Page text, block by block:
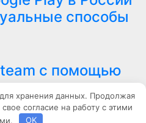
способы
с помощью
хранения данных. Продолжая
согласие на работу с этими
OK